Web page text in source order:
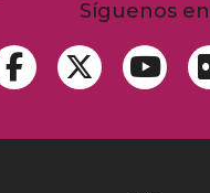
Síguenos en